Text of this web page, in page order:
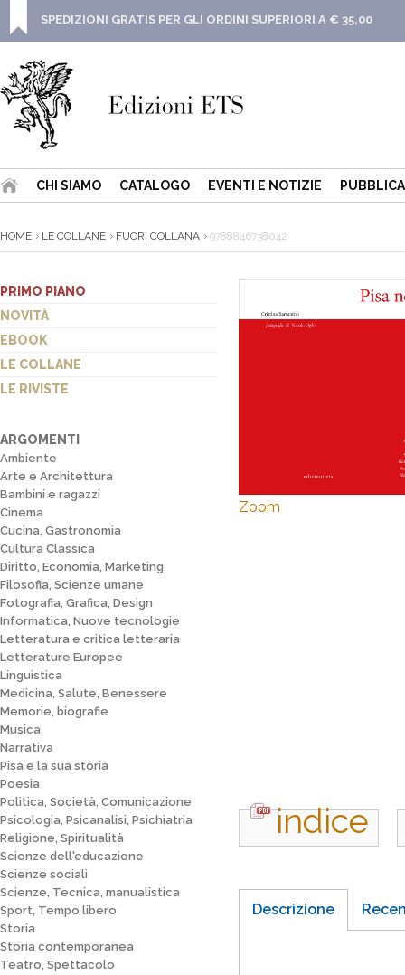
SPEDIZIONI GRATIS PER GLI ORDINI SUPERIORI A € 35,00
CHI SIAMO CATALOGO EVENTI E NOTIZIE
HOME LE COLLANE FUORI COLLANA 9788846738042
PRIMO PIANO
NOVITÀ
EBOOK
LE COLLANE
LE RIVISTE
ARGOMENTI
Ambiente
Arte e Architettura
Bambini e ragazzi
Cinema
Cucina, Gastronomia
Cultura Classica
Diritto, Economia, Marketing
Filosofia, Scienze umane
Fotografia, Grafica, Design
Informatica, Nuove tecnologie
Letteratura e critica letteraria
Letterature Europee
Linguistica
Medicina, Salute, Benessere
Memorie, biografie
Musica
Narrativa
Pisa e la sua storia
Poesia
Politica, Società, Comunicazione
Psicologia, Psicanalisi, Psichiatria
Religione, Spiritualità
Scienze dell'educazione
Scienze sociali
Scienze, Tecnica, manualistica
Sport, Tempo libero
Storia
Storia contemporanea
Teatro, Spettacolo
Zoom
indice
Descrizione